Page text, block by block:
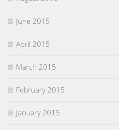
June 2015
April 2015
March 2015
February 2015
January 2015